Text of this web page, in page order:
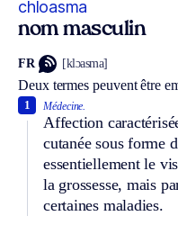
chloasma
nom masculin
FR [klɔasma]
Deux termes peuvent être
Médecine.
Affection
cutanée sous forme
essentiellement le
la grossesse, mais
certaines maladies.
1